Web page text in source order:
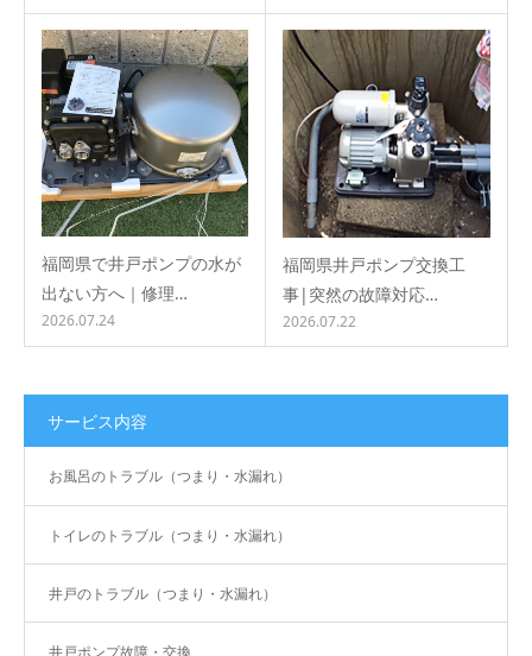
福岡県で井戸ポンプの水が
出ない方へ｜修理…
2026.07.24
福岡県井戸ポンプ交換工
事|突然の故障対応…
2026.07.22
サービス内容
お風呂のトラブル（つまり・水漏れ）
トイレのトラブル（つまり・水漏れ）
井戸のトラブル（つまり・水漏れ）
井戸ポンプ故障・交換